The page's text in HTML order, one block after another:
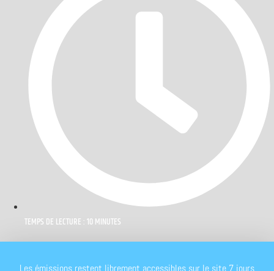
TEMPS DE LECTURE : 10 MINUTES
Les émissions restent librement accessibles sur le site 7 jours